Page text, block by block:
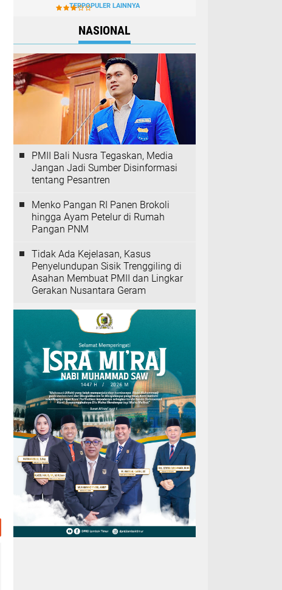
TERPOPULER LAINNYA
NASIONAL
PMII Bali Nusra Tegaskan, Media
Jangan Jadi Sumber Disinformasi
tentang Pesantren
Menko Pangan RI Panen Brokoli
hingga Ayam Petelur di Rumah
Pangan PNM
Tidak Ada Kejelasan, Kasus
Penyelundupan Sisik Trenggiling di
Asahan Membuat PMII dan Lingkar
Gerakan Nusantara Geram